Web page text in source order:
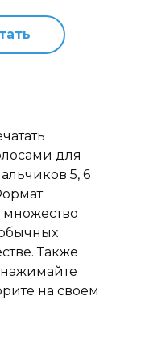
для
5, 6
множество
Также
нажимайте
на своем